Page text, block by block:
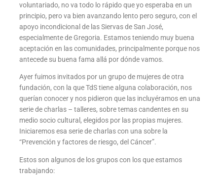
voluntariado, no va todo lo rápido que yo esperaba en un
principio, pero va bien avanzando lento pero seguro, con el
apoyo incondicional de las Siervas de San José,
especialmente de Gregoria. Estamos teniendo muy buena
aceptación en las comunidades, principalmente porque nos
antecede su buena fama allá por dónde vamos.
Ayer fuimos invitados por un grupo de mujeres de otra
fundación, con la que TdS tiene alguna colaboración, nos
querían conocer y nos pidieron que las incluyéramos en una
serie de charlas – talleres, sobre temas candentes en su
medio socio cultural, elegidos por las propias mujeres.
Iniciaremos esa serie de charlas con una sobre la
“Prevención y factores de riesgo, del Cáncer”.
Estos son algunos de los grupos con los que estamos
trabajando: